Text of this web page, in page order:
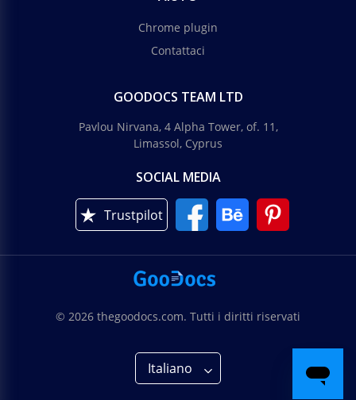
Chrome plugin
Contattaci
GOODOCS TEAM LTD
Pavlou Nirvana, 4 Alpha Tower, of. 11,
Limassol, Cyprus
SOCIAL MEDIA
Trustpilot
© 2026 thegoodocs.com. Tutti i diritti riservati
Italiano